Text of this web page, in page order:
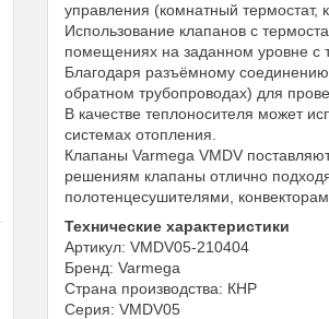
управления (комнатный термостат,
Использование клапанов с
помещениях на заданном уровне с
Благодаря разъёмному
обратном трубопроводах) для
В качестве теплоносителя может
системах отопления.
Клапаны Varmega VMDV
решениям клапаны отлично
полотенцесушителями,
Технические характеристики
Артикул: VMDV05-210404
Бренд: Varmega
Страна производства: КНР
Серия: VMDV05